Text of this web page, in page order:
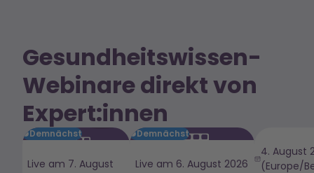
Gesundheitswissen-
Webinare direkt von
Expert:innen
Demnächst
Live am 7. August
Demnächst
Live am 6. August 2026
4. August
(Europe/